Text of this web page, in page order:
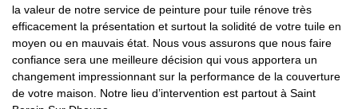
la valeur de notre service de peinture pour tuile rénove très
efficacement la présentation et surtout la solidité de votre tuile en
moyen ou en mauvais état. Nous vous assurons que nous faire
confiance sera une meilleure décision qui vous apportera un
changement impressionnant sur la performance de la couverture
de votre maison. Notre lieu d’intervention est partout à Saint